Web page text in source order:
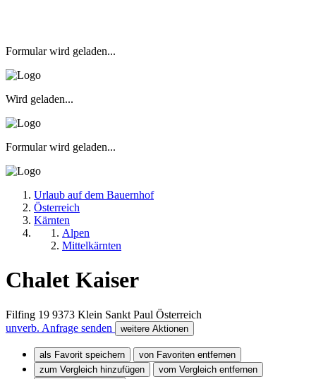
Formular wird geladen...
Wird geladen...
Formular wird geladen...
Urlaub auf dem Bauernhof
Österreich
Kärnten
Alpen
Mittelkärnten
Chalet Kaiser
Filfing 19 9373 Klein Sankt Paul Österreich
unverb. Anfrage senden
weitere Aktionen
als Favorit speichern
von Favoriten entfernen
zum Vergleich hinzufügen
vom Vergleich entfernen